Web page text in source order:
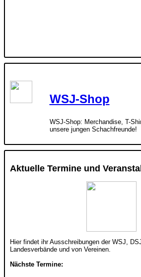
WSJ-Shop
WSJ-Shop: Merchandise, T-
unsere jungen Schachfreunde!
Aktuelle Termine und
Hier findet ihr Ausschreibungen der WSJ,
Landesverbände und von Vereinen.
Nächste Termine: